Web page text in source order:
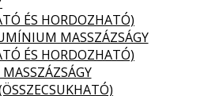
ÉS HORDOZHATÓ)
MASSZÁZSÁGY
ÉS HORDOZHATÓ)